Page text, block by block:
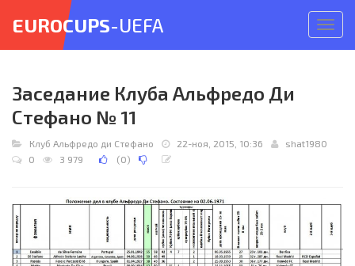
меню
EUROCUPS-UEFA
Заседание Клуба Альфредо Ди
Стефано № 11
Клуб Альфредо ди Стефано 22-ноя, 2015, 10:36
shat1980
0
3 979 (0)